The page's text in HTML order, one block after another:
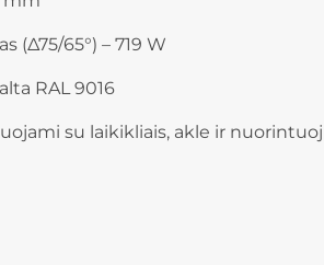
(Δ75/65°) – 719 W
RAL 9016
su laikikliais, akle ir